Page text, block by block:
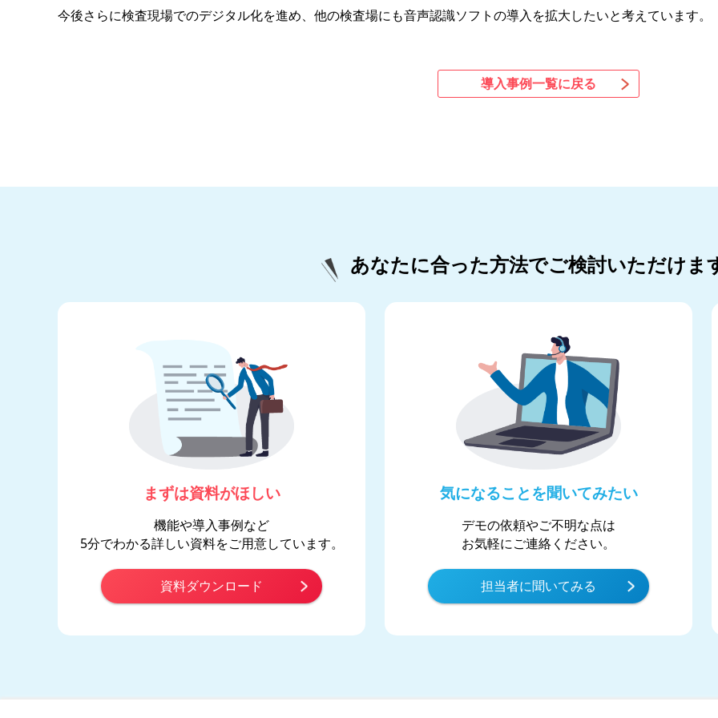
今後さらに検査現場でのデジタル化を進め、他の検査場にも音声認識ソフトの導入を拡大したいと考えています。
導入事例一覧に戻る
あなたに合った方法でご検討いただけま
まずは資料がほしい
機能や導入事例など
5分でわかる詳しい資料をご用意しています。
資料ダウンロード
気になることを聞いてみたい
デモの依頼やご不明な点は
お気軽にご連絡ください。
担当者に聞いてみる